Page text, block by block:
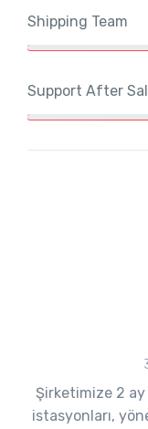
Shipping Team
Support After
Şirketimize 2 ay
istasyonları,